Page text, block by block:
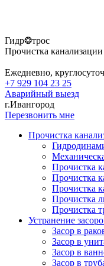
Гидр❂трос
Прочистка
Ежедневно,
+7 929 104 23 25
Аварийный выезд
г.Ивангород
Перезвонить мне
Прочистка
Прочистка
Прочистка
Прочистка
Прочистка
Прочистка
Устранение
Засор в
Засор в
Засор в
Засор в